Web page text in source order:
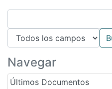
Navegar
Últimos Documentos